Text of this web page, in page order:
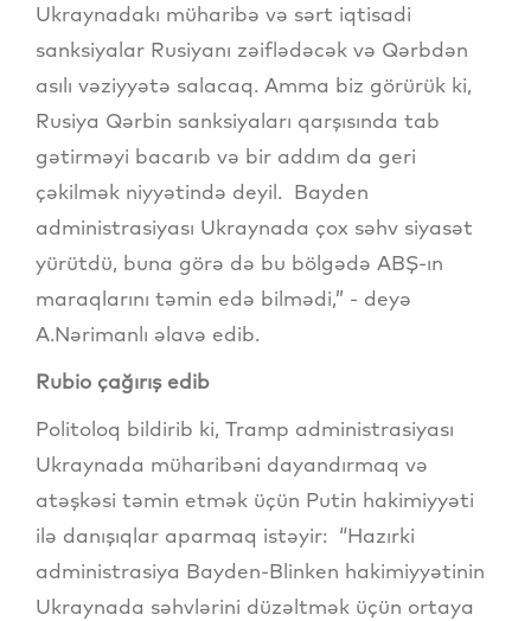
Ukraynadakı müharibə və sərt iqtisadi
sanksiyalar Rusiyanı zəiflədəcək və Qərbdən
asılı vəziyyətə salacaq. Amma biz görürük ki,
Rusiya Qərbin sanksiyaları qarşısında tab
gətirməyi bacarıb və bir addım da geri
çəkilmək niyyətində deyil. Bayden
administrasiyası Ukraynada çox səhv siyasət
yürütdü, buna görə də bu bölgədə ABŞ-ın
maraqlarını təmin edə bilmədi,” - deyə
A.Nərimanlı əlavə edib.
Rubio çağırış edib
Politoloq bildirib ki, Tramp administrasiyası
Ukraynada müharibəni dayandırmaq və
atəşkəsi təmin etmək üçün Putin hakimiyyəti
ilə danışıqlar aparmaq istəyir: “Hazırki
administrasiya Bayden-Blinken hakimiyyətinin
Ukraynada səhvlərini düzəltmək üçün ortaya